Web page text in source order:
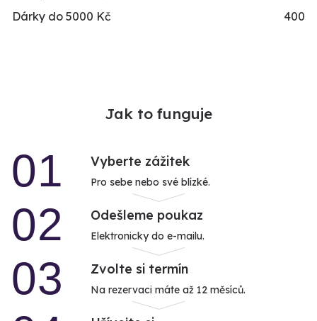
Dárky do 5000 Kč
400
Jak to funguje
01 Vyberte zážitek
Pro sebe nebo své blízké.
02 Odešleme poukaz
Elektronicky do e-mailu.
03 Zvolte si termín
Na rezervaci máte až 12 měsíců.